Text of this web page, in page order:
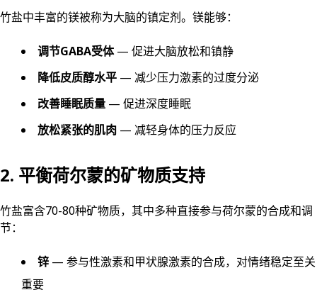
竹盐中丰富的镁被称为大脑的镇定剂。镁能够：
调节GABA受体— 促进大脑放松和镇静
降低皮质醇水平 — 减少压力激素的过度分泌
改善睡眠质量 — 促进深度睡眠
放松紧张的肌肉 — 减轻身体的压力反应
2. 平衡荷尔蒙的矿物质支持
竹盐富含70-80种矿物质，其中多种直接参与荷尔蒙的合成和调
节：
锌 — 参与性激素和甲状腺激素的合成，对情绪稳定至关
重要